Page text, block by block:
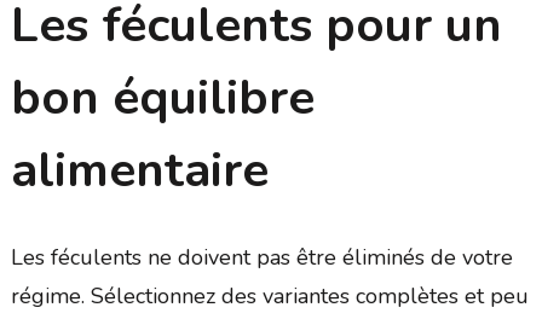
Les féculents pour un
bon équilibre
alimentaire
Les féculents ne doivent pas être éliminés de votre
régime. Sélectionnez des variantes complètes et peu